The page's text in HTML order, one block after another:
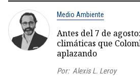
Medio Ambiente
Antes del 7 de
climáticas que
aplazando
Por: Alexis L. Leroy